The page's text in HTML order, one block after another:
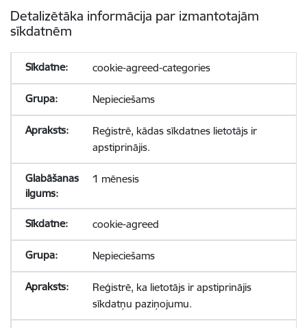
Detalizētāka informācija par izmantotajām
sīkdatnēm
cookie-agreed-categories
Nepieciešams
Reģistrē, kādas sīkdatnes lietotājs ir
apstiprinājis.
1 mēnesis
cookie-agreed
Nepieciešams
Reģistrē, ka lietotājs ir apstiprinājis
sīkdatņu paziņojumu.